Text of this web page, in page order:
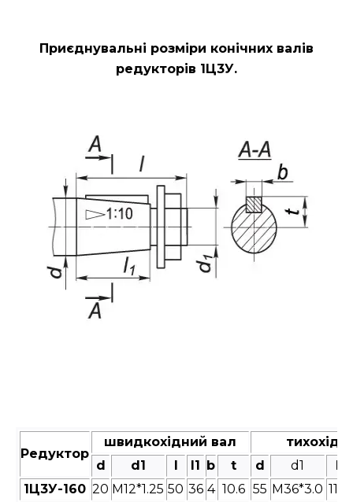
Приєднувальні розміри конічних валів
редукторів 1Ц3У.
Редуктор
швидкохідний вал
d
d1 l l1 b t d d1
l
1Ц3У-160 20 M12*1.25 50 36 4 10.6 55 M36*3.0 110